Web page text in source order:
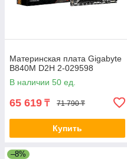
Материнская плата Gigabyte
B840M D2H 2-029598
В наличии 50 ед.
65 619 ₸ 71 790 ₸
Купить
–8%